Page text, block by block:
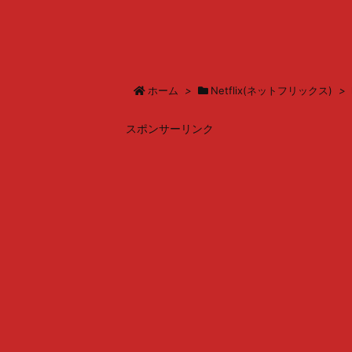
ホーム > Netflix(ネットフリックス) >
スポンサーリンク